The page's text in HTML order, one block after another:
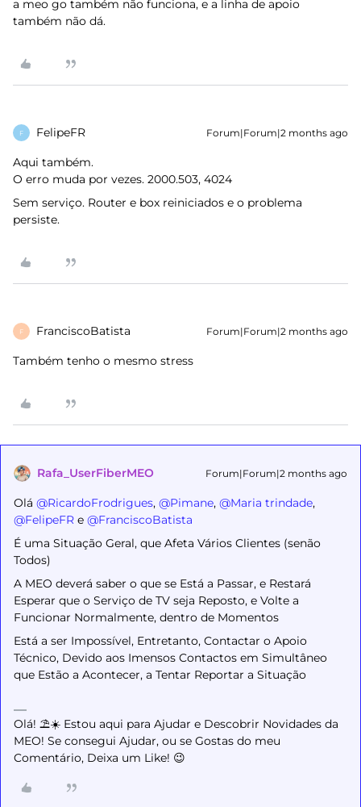
a meo go também não funciona, e a linha de apoio
também não dá.
F FelipeFR Forum|Forum|2 months ago
Aqui também.
O erro muda por vezes. 2000.503, 4024
Sem serviço. Router e box reiniciados e o problema
persiste.
F FranciscoBatista Forum|Forum|2 months ago
Também tenho o mesmo stress
Rafa_UserFiberMEO Forum|Forum|2 months ago
Olá ​ @RicardoFrodrigues, ​ @Pimane, ​ @Maria trindade, ​
@FelipeFR e ​ @FranciscoBatista
É uma Situação Geral, que Afeta Vários Clientes (senão
Todos)
A MEO deverá saber o que se Está a Passar, e Restará
Esperar que o Serviço de TV seja Reposto, e Volte a
Funcionar Normalmente, dentro de Momentos
Está a ser Impossível, Entretanto, Contactar o Apoio
Técnico, Devido aos Imensos Contactos em Simultâneo
que Estão a Acontecer, a Tentar Reportar a Situação
Olá! ⛱️☀️ Estou aqui para Ajudar e Descobrir Novidades da
MEO! Se consegui Ajudar, ou se Gostas do meu
Comentário, Deixa um Like! 😉